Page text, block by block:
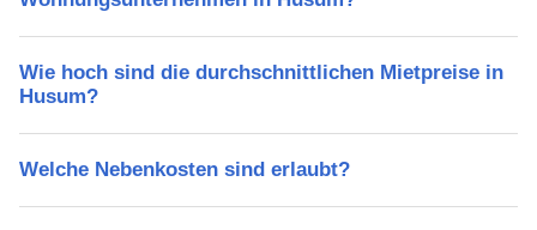
Wie hoch sind die durchschnittlichen Mietpreise in
Husum?
Welche Nebenkosten sind erlaubt?